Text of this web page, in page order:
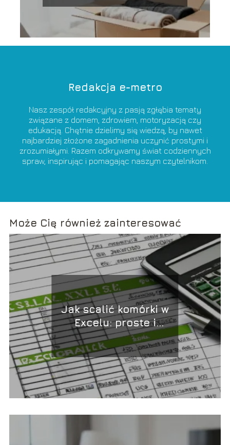
Redakcja e-metro
Nasz zespół redakcyjny z pasją zgłębia tematy
związane z domem, zdrowiem, motoryzacją czy
edukacją. Chętnie dzielimy się wiedzą, by nawet
najbardziej złożone zagadnienia uczynić prostymi i
zrozumiałymi. Razem odkrywamy świat codziennych
spraw, inspirując i pomagając naszym czytelnikom.
Może Cię również zainteresować
Jak scalić komórki w
Excelu: proste i
skuteczne metody